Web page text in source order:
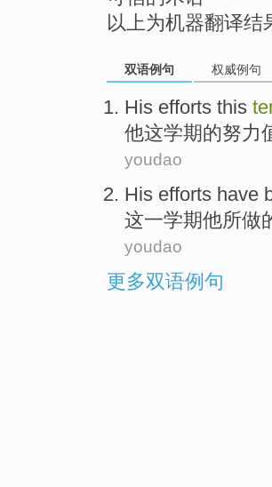
以上为机器翻译
双语例句 权威例句
His efforts this
他这学期的努力
youdao
His efforts have
这一学期他所做
youdao
更多双语例句